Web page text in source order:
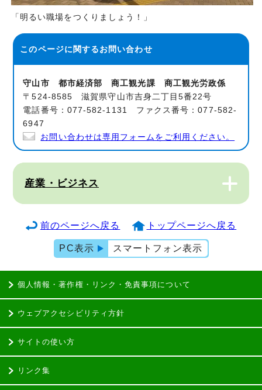
「明るい職場をつくりましょう！」
このページに関するお問い合わせ
守山市 都市経済部 商工観光課 商工観光労政係
〒524-8585 滋賀県守山市吉身二丁目5番22号
電話番号：077-582-1131 ファクス番号：077-582-
6947
お問い合わせは専用フォームをご利用ください。
産業・ビジネス
前のページへ戻る トップページへ戻る
PC表示 スマートフォン表示
個人情報・著作権・リンク・免責事項について
ウェブアクセシビリティ方針
サイトの使い方
リンク集